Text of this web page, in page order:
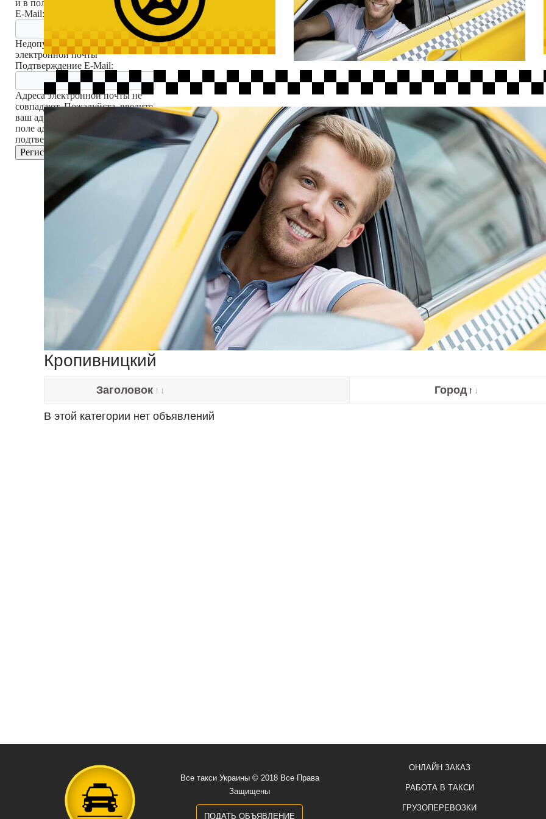
Кропивницкий
Заголовок Город
В этой категории нет объявлений
Все такси Украины © 2018 Все Права
Защищены
ПОДАТЬ ОБЪЯВЛЕНИЕ
ОНЛАЙН ЗАКАЗ
РАБОТА В ТАКСИ
ГРУЗОПЕРЕВОЗКИ
и в поле подтверждения.
E-Mail:
Недопустимый адрес
электронной почты
Подтверждение E-Mail:
Адреса электронной почты не
совпадают. Пожалуйста, введите
ваш адрес электронной почты в
поле адреса и в поле
подтверждения.
Регистрация